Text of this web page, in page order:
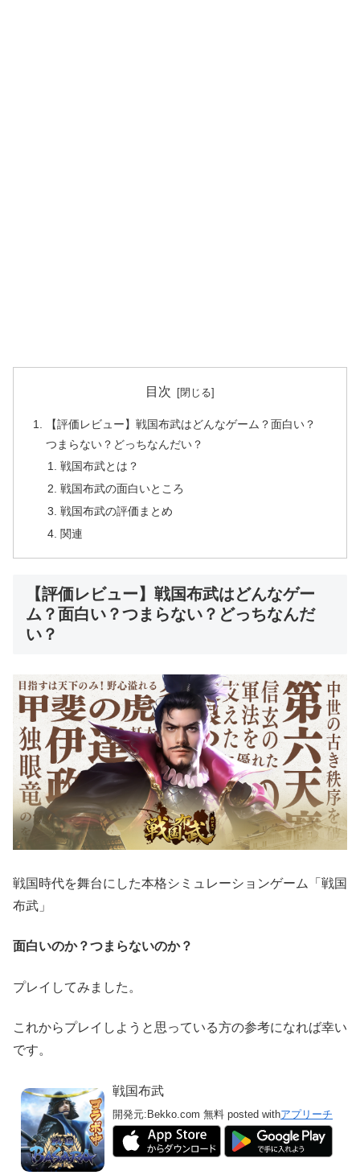
目次
【評価レビュー】戦国布武はどんなゲーム？面白い？
つまらない？どっちなんだい？
戦国布武とは？
戦国布武の面白いところ
戦国布武の評価まとめ
関連
【評価レビュー】戦国布武はどんなゲー
ム？面白い？つまらない？どっちなんだ
い？
戦国時代を舞台にした本格シミュレーションゲーム「戦国
布武」
面白いのか？つまらないのか？
プレイしてみました。
これからプレイしようと思っている方の参考になれば幸い
です。
戦国布武
開発元:Bekko.com 無料 posted withアプリーチ